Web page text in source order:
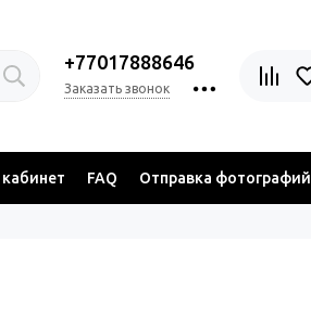
+77017888646
Заказать звонок
FAQ Отправка фотографий